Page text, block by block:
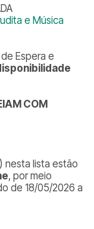
e Música
Espera e
COM
nesta lista estão
, por meio
de 18/05/2026 a